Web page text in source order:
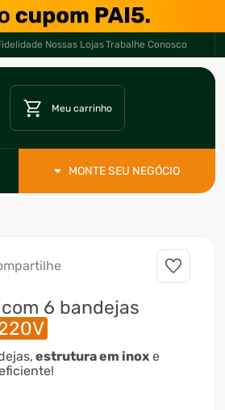
Nossas LojasTrabalhe Conosco
MONTE SEU NEGÓCIO
6 bandejas
estrutura em inox e